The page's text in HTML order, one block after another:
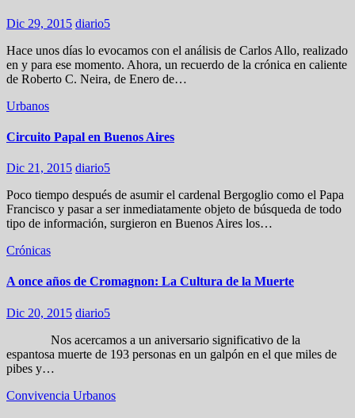
Dic 29, 2015 diario5
Hace unos días lo evocamos con el análisis de Carlos Allo, realizado
en y para ese momento. Ahora, un recuerdo de la crónica en caliente
de Roberto C. Neira, de Enero de…
Urbanos
Circuito Papal en Buenos Aires
Dic 21, 2015 diario5
Poco tiempo después de asumir el cardenal Bergoglio como el Papa
Francisco y pasar a ser inmediatamente objeto de búsqueda de todo
tipo de información, surgieron en Buenos Aires los…
Crónicas
A once años de Cromagnon: La Cultura de la Muerte
Dic 20, 2015 diario5
Nos acercamos a un aniversario significativo de la
espantosa muerte de 193 personas en un galpón en el que miles de
pibes y…
Convivencia Urbanos